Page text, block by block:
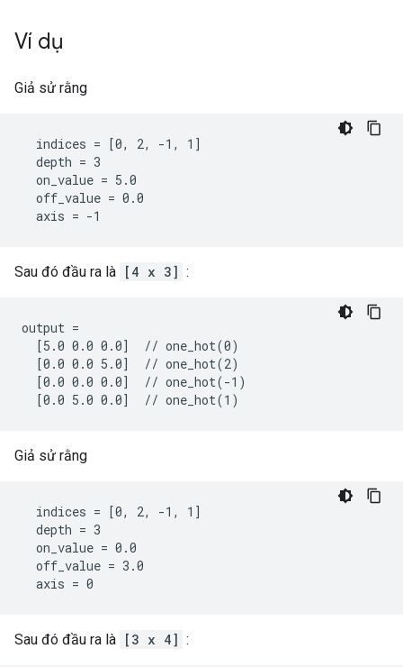
Ví dụ
Giả sử rằng
  indices = [0, 2, -1, 1]
  depth = 3
  on_value = 5.0
  off_value = 0.0
  axis = -1
Sau đó đầu ra là [4 x 3] :
output =
  [5.0 0.0 0.0]  // one_hot(0)
  [0.0 0.0 5.0]  // one_hot(2)
  [0.0 0.0 0.0]  // one_hot(-1)
  [0.0 5.0 0.0]  // one_hot(1)
Giả sử rằng
  indices = [0, 2, -1, 1]
  depth = 3
  on_value = 0.0
  off_value = 3.0
  axis = 0
Sau đó đầu ra là [3 x 4] :